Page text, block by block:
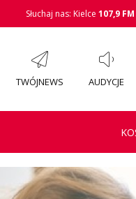
Słuchaj nas: Kielce 107,9 FM
TWÓJNEWS AUDYCJE